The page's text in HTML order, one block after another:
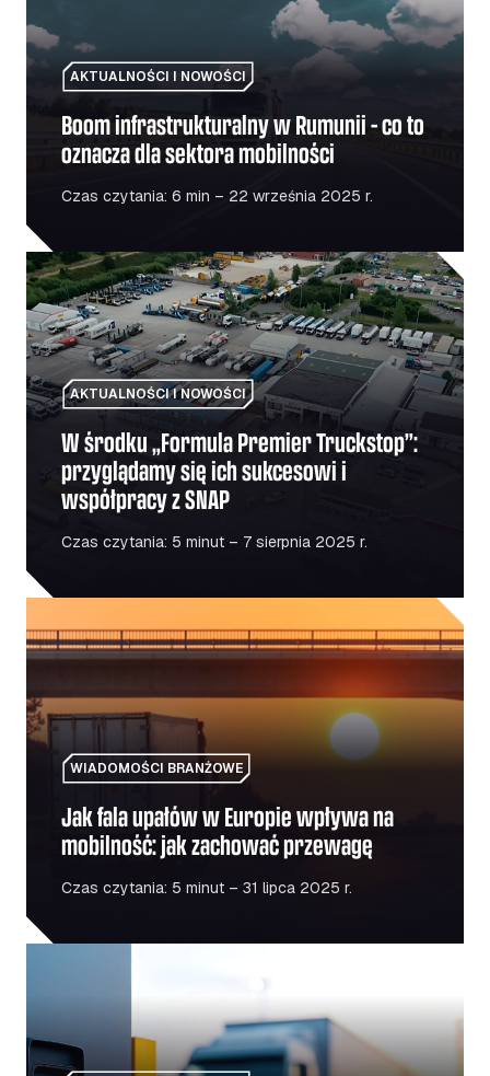
AKTUALNOŚCI I NOWOŚCI
Boom infrastrukturalny w Rumunii – co to
oznacza dla sektora mobilności
Czas czytania: 6 min – 22 września 2025 r.
W środku „Formula Premier Truckstop”: przyglądamy
AKTUALNOŚCI I NOWOŚCI
W środku „Formula Premier Truckstop”:
przyglądamy się ich sukcesowi i
współpracy z SNAP
Czas czytania: 5 minut – 7 sierpnia 2025 r.
Jak fala upałów w Europie wpływa na mobilność: jak
WIADOMOŚCI BRANŻOWE
Jak fala upałów w Europie wpływa na
mobilność: jak zachować przewagę
Czas czytania: 5 minut – 31 lipca 2025 r.